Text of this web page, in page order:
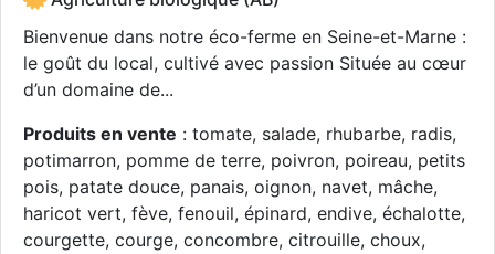
Bienvenue dans notre éco-ferme en Seine-et-Marne :
le goût du local, cultivé avec passion Située au cœur
d’un domaine de...
Produits en vente : tomate, salade, rhubarbe, radis,
potimarron, pomme de terre, poivron, poireau, petits
pois, patate douce, panais, oignon, navet, mâche,
haricot vert, fève, fenouil, épinard, endive, échalotte,
courgette, courge, concombre, citrouille, choux,